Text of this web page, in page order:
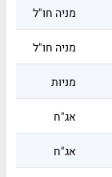
מניה חו"ל
מניה חו"ל
מניות
אג"ח
אג"ח